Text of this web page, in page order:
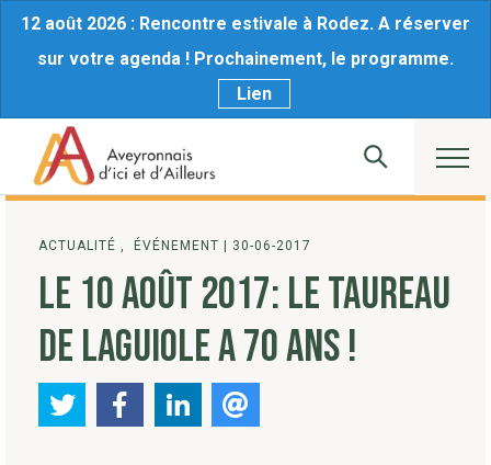
12 août 2026 : Rencontre estivale à Rodez. A réserver
sur votre agenda ! Prochainement, le programme.
Lien
ACTUALITÉ , ÉVÉNEMENT 30-06-2017
LE 10 AOÛT 2017: LE TAUREAU
DE LAGUIOLE A 70 ANS !